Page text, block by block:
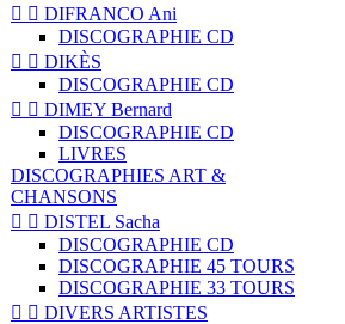
  DIFRANCO Ani
DISCOGRAPHIE CD
  DIKÈS
DISCOGRAPHIE CD
  DIMEY Bernard
DISCOGRAPHIE CD
LIVRES
DISCOGRAPHIES ART &
CHANSONS
  DISTEL Sacha
DISCOGRAPHIE CD
DISCOGRAPHIE 45 TOURS
DISCOGRAPHIE 33 TOURS
  DIVERS ARTISTES